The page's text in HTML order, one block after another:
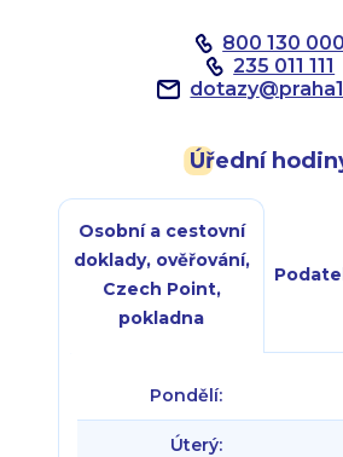
800 130 000
235 011 111
dotazy@
Úřední
Osobní a cestovní
doklady, ověřování,
Czech Point,
pokladna
Pondělí:
Úterý: